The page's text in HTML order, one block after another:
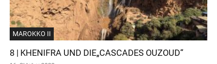
MAROKKO II
8 | KHENIFRA UND DIE„CASCADES OUZOUD“